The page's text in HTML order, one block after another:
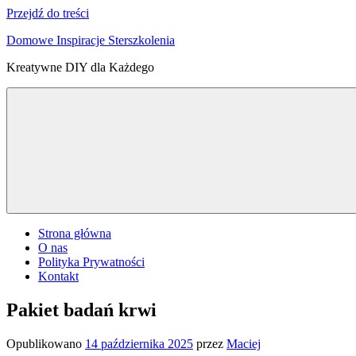
Przejdź do treści
Domowe Inspiracje Sterszkolenia
Kreatywne DIY dla Każdego
Strona główna
O nas
Polityka Prywatności
Kontakt
Pakiet badań krwi
Opublikowano 14 października 2025 przez Maciej